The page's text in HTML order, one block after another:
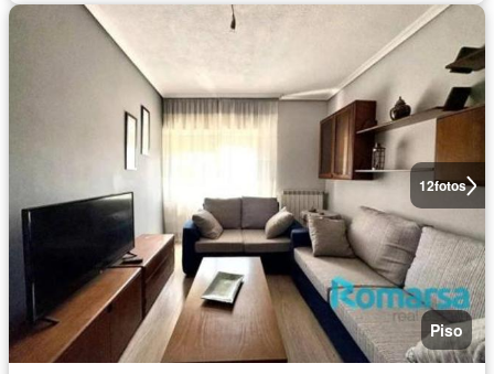
12fotos
Piso